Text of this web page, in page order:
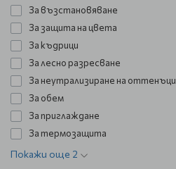
За възстановяване
За защита на цвета
За къдрици
За лесно разресване
За неутрализиране на оттенъци
За обем
За приглаждане
За термозащита
Покажи още 2